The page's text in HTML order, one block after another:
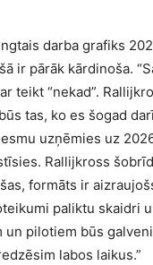
darba grafiks
ir pārāk kārdinoša.
teikt “nekad”.
tas, ko es šogad
uzņēmies uz
Rallijkross
formāts ir
paliktu skaidri
pilotiem būs
labos laikus.”